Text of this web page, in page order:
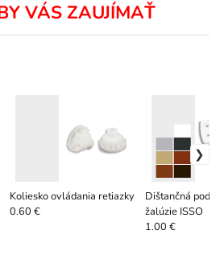
VÁS ZAUJÍMAŤ
Koliesko ovládania retiazky
0.60 €
Dištančná
žalúzie ISSO
1.00 €